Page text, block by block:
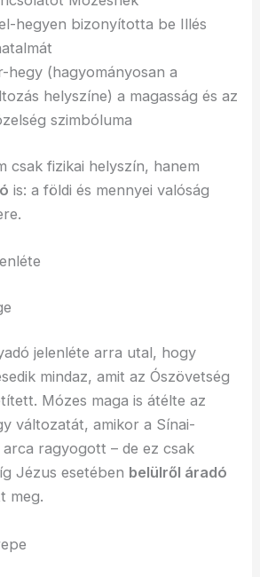
hegyen bizonyította be Illés
hegy (hagyományosan a
helyszíne) a magasság és az
szimbóluma
csak fizikai helyszín, hanem
is: a földi és mennyei valóság
jelenléte arra utal, hogy
mindaz, amit az Ószövetség
Mózes maga is átélte az
változatát, amikor a Sínai-
ragyogott – de ez csak
Jézus esetében belülről áradó
meg.